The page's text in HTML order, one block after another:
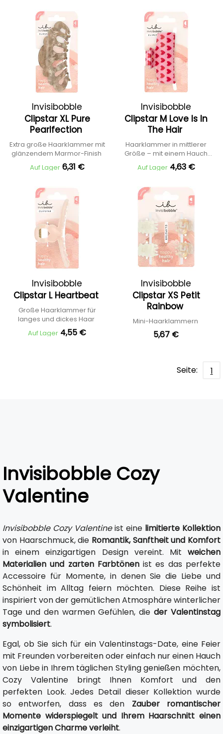
Invisibobble
Clipstar XL Pure
Pearlfection
Extra große Haarklammer mit
glänzendem Marmor-Finish
Auf Lager 6,31 €
Invisibobble
Clipstar M Love Is In
The Hair
Haarklammer in mittlerer
Größe – mit einem Hauch
Romantik
Auf Lager 4,63 €
Invisibobble
Clipstar L Heartbeat
Große Haarklammer für
langes und dickes Haar
Auf Lager 4,55 €
Invisibobble
Clipstar XS Petit
Rainbow
Mini-Haarklammern
5,67 €
Seite: 1
Invisibobble Cozy
Valentine
Invisibobble Cozy Valentineist eine limitierte Kollektion
von Haarschmuck, die Romantik, Sanftheit und Komfort
in einem einzigartigen Design vereint. Mit weichen
Materialien und zarten Farbtönenist es das perfekte
Accessoire für Momente, in denen Sie die Liebe und
Schönheit im Alltag feiern möchten. Diese Reihe ist
inspiriert von der gemütlichen Atmosphäre winterlicher
Tage und den warmen Gefühlen, dieder Valentinstag
symbolisiert.
Egal, ob Sie sich für ein Valentinstags-Date, eine Feier
mit Freunden vorbereiten oder einfach nur einen Hauch
von Liebe in Ihrem täglichen Styling genießen möchten,
Cozy Valentine bringt Ihnen Komfort und den
perfekten Look. Jedes Detail dieser Kollektion wurde
so entworfen, dass es den Zauber romantischer
Momente widerspiegelt und Ihrem Haarschnitt einen
einzigartigen Charme verleiht.